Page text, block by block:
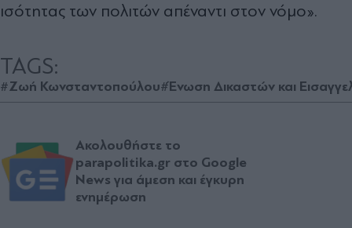
ισότητας των πολιτών απέναντι στον νόμο».
TAGS:
#Ζωή Κωνσταντοπούλου#Ένωση Δικαστών και
Ακολουθήστε το
parapolitika.gr στο Google
News για άμεση και έγκυρη
ενημέρωση